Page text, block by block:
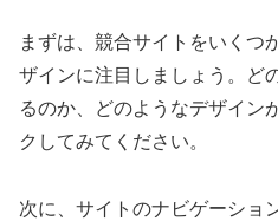
まずは、競合サイトをいくつ
ザインに注目しましょう。ど
るのか、どのようなデザイン
クしてみてください。
次に、サイトのナビゲーショ